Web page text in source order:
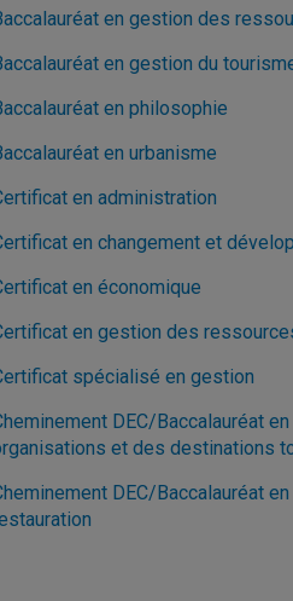
en gestion des
en gestion du
en philosophie
en urbanisme
en administration
en changement et
en économique
en gestion des
spécialisé en gestion
DEC/Baccalauréat
et des destinations
DEC/Baccalauréat